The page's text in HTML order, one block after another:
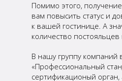
Помимо этого,
вам повысить статус и
к вашей гостинице. А
количество
В нашу группу компаний
«Профессиональный
сертификационый орган,